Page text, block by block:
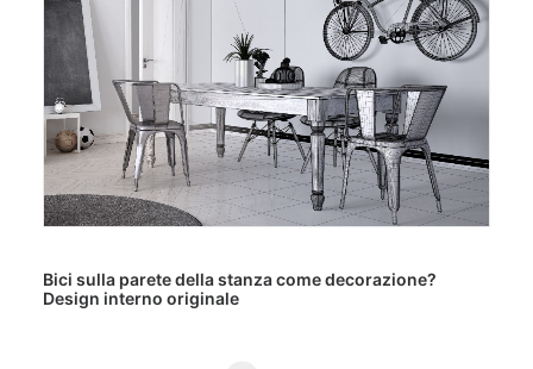
Bici sulla parete della stanza come decorazione?
Design interno originale